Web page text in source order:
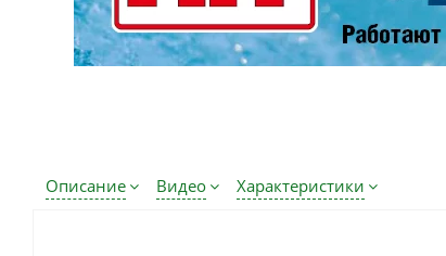
Описание Видео Характеристики